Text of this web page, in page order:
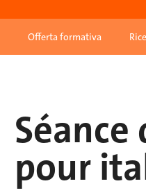
Offerta formativa
pour